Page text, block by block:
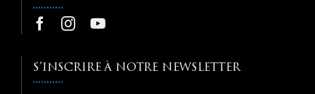
S’INSCRIRE À NOTRE NEWSLETTER